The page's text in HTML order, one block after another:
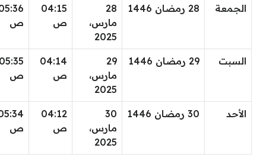
الجمعة 28 رمضان 1446
28
مارس،
2025
04:15
ص
ص
السبت 29 رمضان 1446
29
مارس،
2025
04:14
ص
ص
الأحد 30 رمضان 1446
30
مارس،
2025
04:12
ص
ص